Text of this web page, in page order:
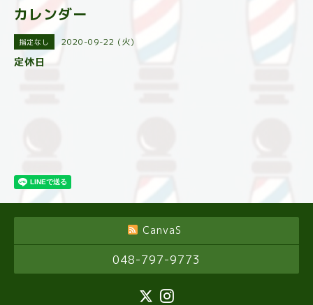
カレンダー
指定なし 2020-09-22 (火)
定休日
CanvaS
048-797-9773